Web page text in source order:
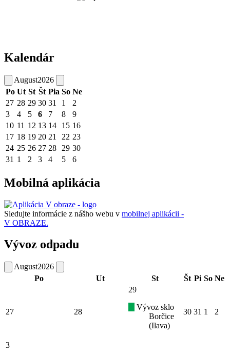
Kalendár
August2026
Po Ut St Št Pia So Ne
27 28 29 30 31 1
2
3
4 5 6 7 8
9
10 11 12 13 14 15 16
17 18 19 20 21 22 23
24 25 26 27 28 29 30
31 1 2 3 4 5 6
Mobilná aplikácia
Sledujte informácie z nášho webu v mobilnej aplikácii -
V OBRAZE.
Vývoz odpadu
August2026
Po
Ut St Št Pi So Ne
27 28
29
Vývoz sklo
Borčice
(Ilava)
30 31 1 2
3